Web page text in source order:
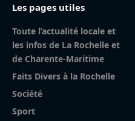
Les pages utiles
Toute l’actualité locale et
les infos de La Rochelle et
de Charente-Maritime
Faits Divers à la Rochelle
Société
Sport